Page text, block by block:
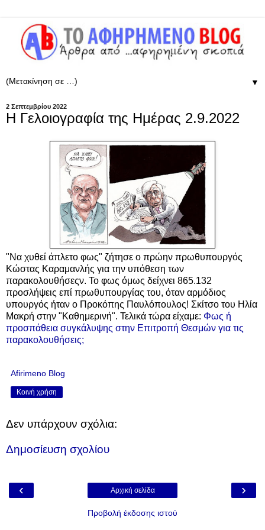
▼
2 Σεπτεμβρίου 2022
Η Γελοιογραφία της Ημέρας 2.9.2022
"Να χυθεί άπλετο φως" ζήτησε ο πρώην πρωθυπουργός
Κώστας Καραμανλής για την υπόθεση των
παρακολουθήσεςν. Το φως όμως δείχνει 865.132
προσλήψεις επί πρωθυπουργίας του, όταν αρμόδιος
υπουργός ήταν ο Προκόπης Παυλόπουλος! Σκίτσο του Ηλία
Μακρή στην "Καθημερινή". Τελικά τώρα είχαμε: Φως ή
προσπάθεια συγκάλυψης στην Επιτροπή Θεσμών για τις
παρακολουθήσεις;
Afirimeno Blog
Κοινή χρήση
Δεν υπάρχουν σχόλια:
Δημοσίευση σχολίου
‹ ›
Αρχική σελίδα
Προβολή έκδοσης ιστού